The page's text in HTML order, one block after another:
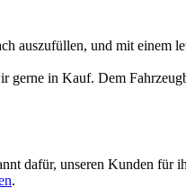
auszufüllen, und mit einem
gerne in Kauf. Dem
dafür, unseren Kunden für
.